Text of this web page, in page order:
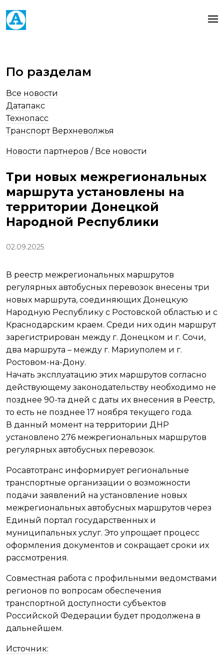
Новости партнеров / Все новости
Три новых межрегиональных
маршрута установлены на
территории Донецкой
Народной Республики
02.09.2025
В реестр межрегиональных маршрутов
регулярных автобусных перевозок внесены три
новых маршрута, соединяющих Донецкую
Народную Республику с Ростовской областью и с
Краснодарским краем. Среди них один маршрут
зарегистрирован между г. Донецком и г. Сочи,
два маршрута – между г. Мариуполем и г.
Ростовом-на-Дону.
Начать эксплуатацию этих маршрутов согласно
действующему законодательству необходимо не
позднее 90-та дней с даты их внесения в Реестр,
то есть не позднее 17 ноября текущего года.
В данный момент на территории ДНР
установлено 276 межрегиональных маршрутов
регулярных автобусных перевозок.
Росавтотранс информирует региональные
транспортные организации о возможности
подачи заявлений на установление новых
межрегиональных автобусных маршрутов через
Единый портал государственных и
муниципальных услуг. Это упрощает процесс
оформления документов и сокращает сроки их
рассмотрения.
Совместная работа с профильными ведомствами
регионов по вопросам обеспечения
транспортной доступности субъектов
Российской Федерации будет продолжена в
дальнейшем.
Источник:
По разделам
Все новости
Датапакс
Технопасс
Транспорт Верхневолжья